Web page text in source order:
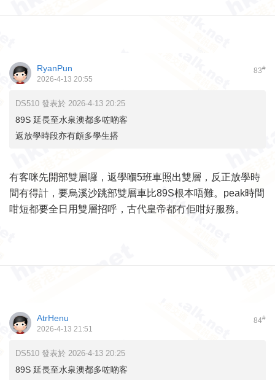
83#
RyanPun
2026-4-13 20:55
DS510 發表於 2026-4-13 20:25
89S 延長至水泉澳都多咗啲客
返放學時段亦有頗多學生搭
有客咪先開部雙層囉，返學嗰5班車照出雙層，反正放學時
間有得計，要烏溪沙跳部雙層車比89S根本唔難。peak時間
咁短都要全日用雙層招呼，古代皇帝都冇佢咁好服務。
84#
AtrHenu
2026-4-13 21:51
DS510 發表於 2026-4-13 20:25
89S 延長至水泉澳都多咗啲客